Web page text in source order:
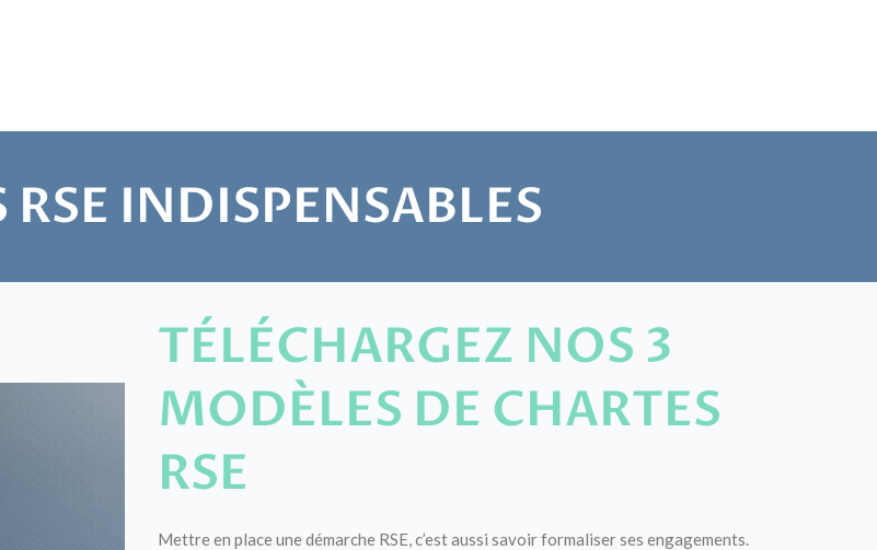
RSE INDISPENSABLES
TÉLÉCHARGEZ NOS 3
MODÈLES DE CHARTES
RSE
Mettre en place une démarche RSE, c’est aussi savoir formaliser ses engagements.